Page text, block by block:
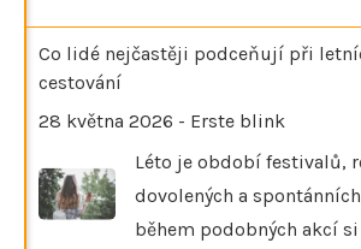
Co lidé nejčastěji podceňují při
cestování
28 května 2026 - Erste blink
Léto je období festivalů,
dovolených a
během podobných akcí